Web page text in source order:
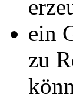
ein
zu